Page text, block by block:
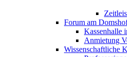
Forum am
Kassenhalle
Anmietung
Wissenschaftliche